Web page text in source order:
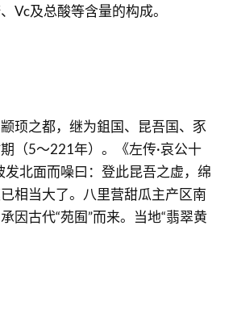
Vc及总酸等含量的构成。
顼之都，继为鉏国、昆吾国、豕
（5～221年）。《左传·哀公十
北面而噪曰：登此昆吾之虚，绵
相当大了。八里营甜瓜主产区南
因古代“苑囿”而来。当地“翡翠黄